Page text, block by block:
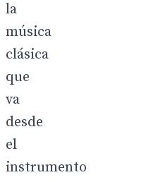
la
música
clásica
que
va
desde
el
instrumento